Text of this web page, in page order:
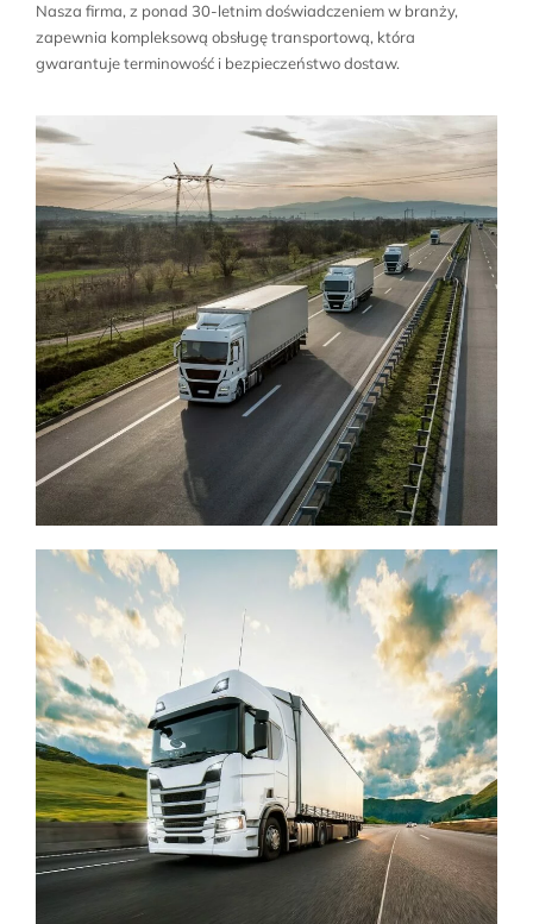
Pl
Nasza firma, z ponad 30-letnim doświadczeniem w branży,
zapewnia kompleksową obsługę transportową, która
gwarantuje terminowość i bezpieczeństwo dostaw.